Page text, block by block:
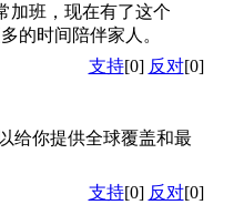
加班，现在有了这个
的时间陪伴家人。
支持[0] 反对[0]
给你提供全球覆盖和最
支持[0] 反对[0]